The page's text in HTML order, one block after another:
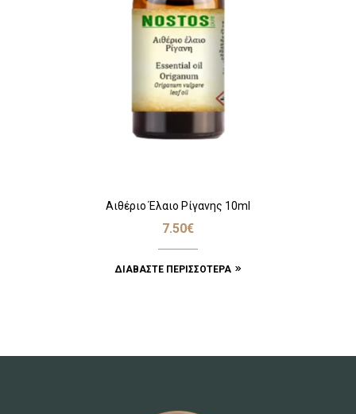
Αιθέριο Έλαιο Ρίγανης 10ml
7.50€
ΔΙΑΒΆΣΤΕ ΠΕΡΙΣΣΌΤΕΡΑ